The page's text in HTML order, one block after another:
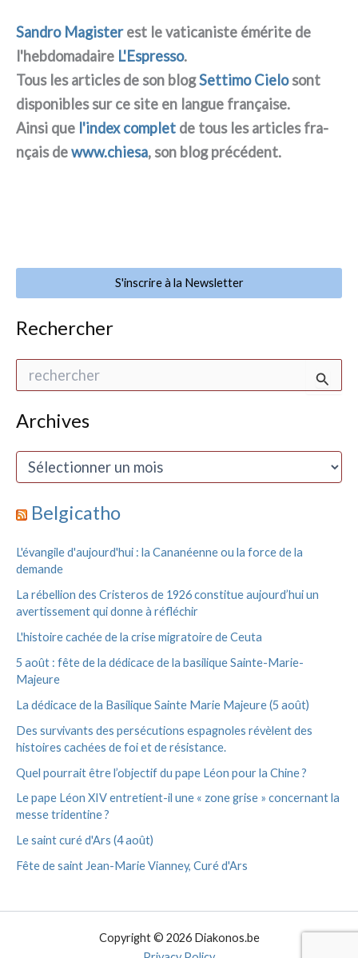
Sandro Magisterest le vati­ca­ni­ste émé­ri­te de
l'hebdomadaire L'Espresso.
Tous les arti­cles de son blogSettimo Cielosont
dispo­ni­bles sur ce site en lan­gue fra­nçai­se.
Ainsi que l'index com­plet de tous les arti­cles fra­
nçais dewww.chiesa, son blog pré­cé­dent.
S'inscrire à la Newsletter
Rechercher
h
e
h
r
Archives
A
i
e
s
Belgicatho
L'évangile d'aujourd'hui : la Cananéenne ou la force de la
demande
La rébellion des Cristeros de 1926 constitue aujourd’hui un
avertissement qui donne à réfléchir
L'histoire cachée de la crise migratoire de Ceuta
5 août : fête de la dédicace de la basilique Sainte-Marie-
Majeure
La dédicace de la Basilique Sainte Marie Majeure (5 août)
Des survivants des persécutions espagnoles révèlent des
histoires cachées de foi et de résistance.
Quel pourrait être l’objectif du pape Léon pour la Chine ?
Le pape Léon XIV entretient-il une « zone grise » concernant la
messe tridentine ?
Le saint curé d'Ars (4 août)
Fête de saint Jean-Marie Vianney, Curé d'Ars
Copyright © 2026 Diakonos.be